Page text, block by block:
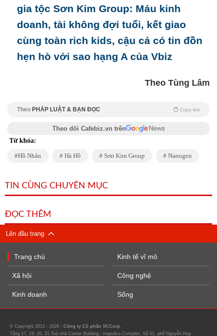
gia tộc Sơn Kim Group: Máu kinh
doanh, tài không đợi tuổi, kết giao
cùng toàn rich kids, cậu cả có tin đồn
hẹn hò với sao hạng A của Vbiz
Theo Tùng Lâm
Theo PHÁP LUẬT & BẠN ĐỌC Copy link
Theo dõi Cafebiz.vn trên
Từ khóa:
Hồ Nhân Hà Hồ Sơn Kim Group Nanogen
TIN CÙNG CHUYÊN MỤC
ĐỌC THÊM
Lên đầu trang
Trang chủ
Xã hội
Kinh doanh
Kinh tế vĩ mô
Công nghệ
Sống
© Copyright 2012 - 2026 - Công ty Cổ phần VCCorp.
Tầng 17, 19, 20, 21 Toà nhà Center Building - Hapulico Complex, Số 01, phố Nguyễn Huy